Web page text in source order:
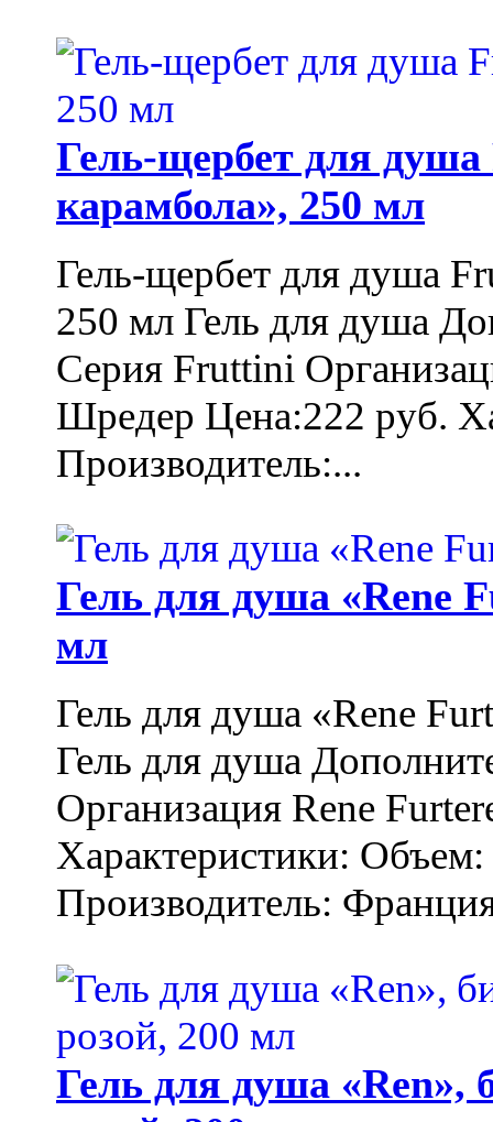
Гель-щербет для
карамбола», 250 мл
Гель-щербет для душа
250 мл Гель для душа
Серия Fruttini
Шредер Цена:222 руб.
Производитель:...
Гель для душа «Rene
мл
Гель для душа «Rene
Гель для душа
Организация Rene
Характеристики:
Производитель:
Гель для душа «Ren»,